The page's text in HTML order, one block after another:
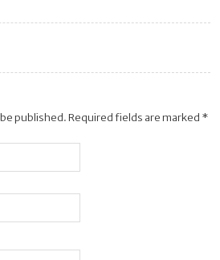
published. Required fields are marked *